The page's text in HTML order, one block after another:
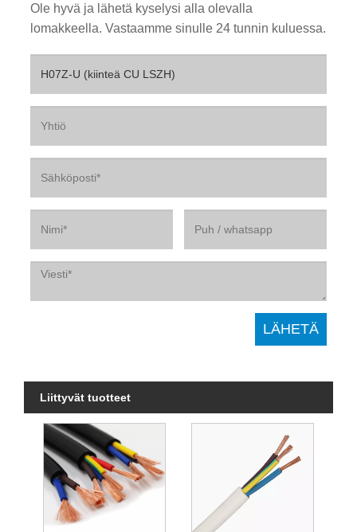
Ole hyvä ja lähetä kyselysi alla olevalla
lomakkeella. Vastaamme sinulle 24 tunnin kuluessa.
Liittyvät tuotteet